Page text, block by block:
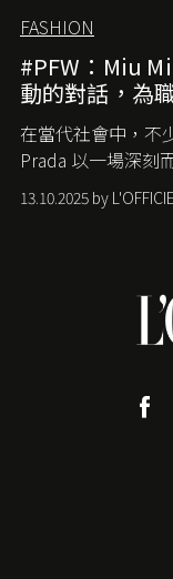
FASHION
#PFW：Miu
動的對話，為
在當代社會中，不
Prada 以一場深刻
13.10.2025 by